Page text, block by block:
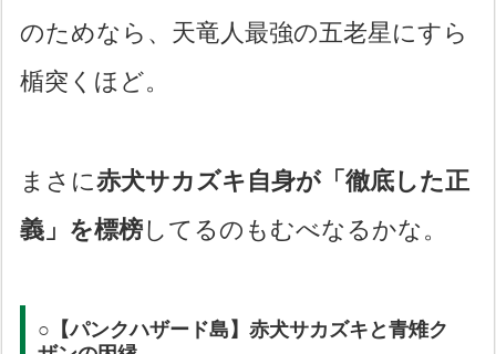
のためなら、天竜人最強の五老星にすら
楯突くほど。
まさに赤犬サカズキ自身が「徹底した正
義」を標榜してるのもむべなるかな。
○【パンクハザード島】赤犬サカズキと青雉ク